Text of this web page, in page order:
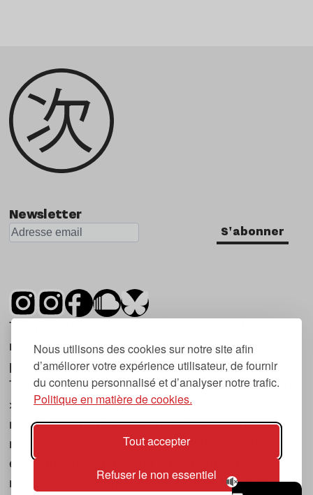
Nous utilisons des cookies sur notre site afin
d’améliorer votre expérience utilisateur, de fournir
du contenu personnalisé et d’analyser notre trafic.
Politique en matière de cookies.
Tout accepter
Refuser le non essentiel
Newsletter
S'abonner
Tsugi est un mensuel indépendant sur la
musique et les nouvelles tendances, dont la
première parution date de 2007.
Tsugi en japonais signifie « prochain », « suivant
», ce qui correspond à la thématique du
magazine, à l’affût des nouvelles tendances
musicales, qu’elles viennent de la musique
électronique, du rock ou du hip hop, et des
nouveaux phénomènes de société liés à la